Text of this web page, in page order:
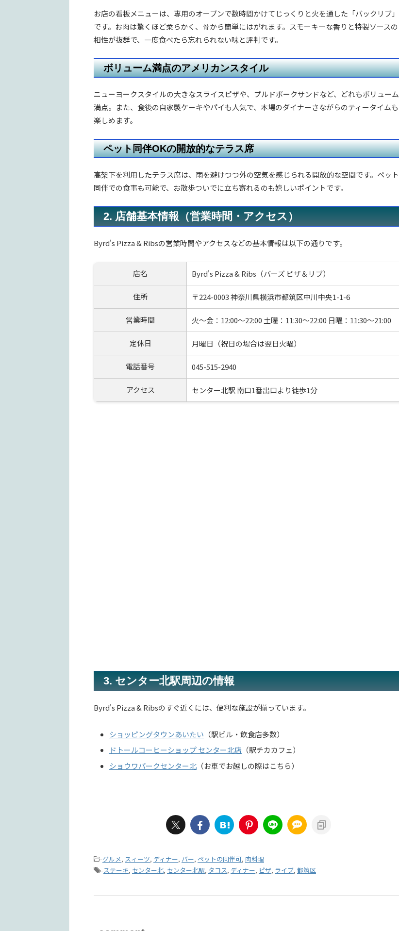
お店の看板メニューは、専用のオーブンで数時間かけてじっくりと火を通した「バックリブ」
です。お肉は驚くほど柔らかく、骨から簡単にはがれます。スモーキーな香りと特製ソースの
相性が抜群で、一度食べたら忘れられない味と評判です。
ボリューム満点のアメリカンスタイル
ニューヨークスタイルの大きなスライスピザや、プルドポークサンドなど、どれもボリューム
満点。また、食後の自家製ケーキやパイも人気で、本場のダイナーさながらのティータイムも
楽しめます。
ペット同伴OKの開放的なテラス席
高架下を利用したテラス席は、雨を避けつつ外の空気を感じられる開放的な空間です。ペット
同伴での食事も可能で、お散歩ついでに立ち寄れるのも嬉しいポイントです。
2. 店舗基本情報（営業時間・アクセス）
Byrd's Pizza & Ribsの営業時間やアクセスなどの基本情報は以下の通りです。
店名 Byrd's Pizza & Ribs（バーズ ピザ＆リブ）
住所 〒224-0003 神奈川県横浜市都筑区中川中央1-1-6
営業時間 火～金：12:00～22:00 土曜：11:30～22:00 日曜：11:30～21:00
定休日 月曜日（祝日の場合は翌日火曜）
電話番号 045-515-2940
アクセス センター北駅 南口1番出口より徒歩1分
3. センター北駅周辺の情報
Byrd's Pizza & Ribsのすぐ近くには、便利な施設が揃っています。
ショッピングタウンあいたい （駅ビル・飲食店多数）
ドトールコーヒーショップ センター北店 （駅チカカフェ）
ショウワパークセンター北 （お車でお越しの際はこちら）
-グルメ, スィーツ, ディナー, バー, ペットの同伴可, 肉料理
-ステーキ, センター北, センター北駅, タコス, ディナー, ピザ, ライブ, 都筑区